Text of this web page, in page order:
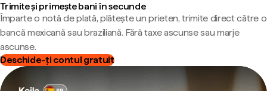
Trimite și primește bani în secunde
Împarte o notă de plată, plătește un prieten, trimite direct către o
bancă mexicană sau braziliană. Fără taxe ascunse sau marje
ascunse.
Deschide-ți contul gratuit